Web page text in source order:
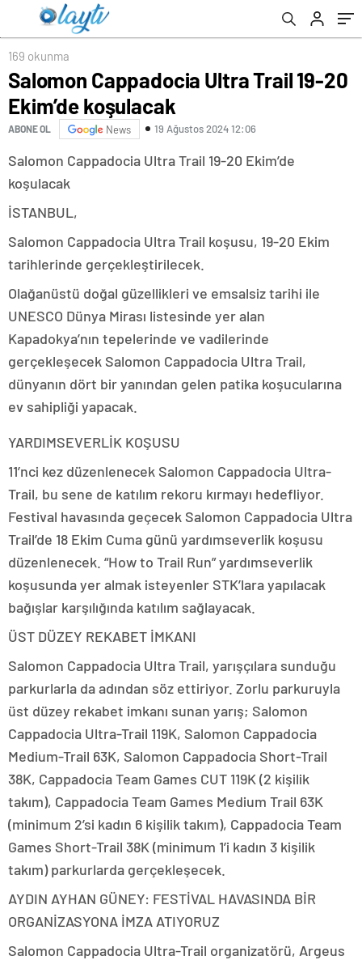
169 okunma
Salomon Cappadocia Ultra Trail 19-20
Ekim’de koşulacak
ABONE OL News 19 Ağustos 2024 12:06
Salomon Cappadocia Ultra Trail 19-20 Ekim’de
koşulacak
İSTANBUL,
Salomon Cappadocia Ultra Trail koşusu, 19-20 Ekim
tarihlerinde gerçekleştirilecek.
Olağanüstü doğal güzellikleri ve emsalsiz tarihi ile
UNESCO Dünya Mirası listesinde yer alan
Kapadokya’nın tepelerinde ve vadilerinde
gerçekleşecek Salomon Cappadocia Ultra Trail,
dünyanın dört bir yanından gelen patika koşucularına
ev sahipliği yapacak.
YARDIMSEVERLİK KOŞUSU
11’nci kez düzenlenecek Salomon Cappadocia Ultra-
Trail, bu sene de katılım rekoru kırmayı hedefliyor.
Festival havasında geçecek Salomon Cappadocia Ultra
Trail’de 18 Ekim Cuma günü yardımseverlik koşusu
düzenlenecek. “How to Trail Run” yardımseverlik
koşusunda yer almak isteyenler STK’lara yapılacak
bağışlar karşılığında katılım sağlayacak.
ÜST DÜZEY REKABET İMKANI
Salomon Cappadocia Ultra Trail, yarışçılara sunduğu
parkurlarla da adından söz ettiriyor. Zorlu parkuruyla
üst düzey rekabet imkanı sunan yarış; Salomon
Cappadocia Ultra-Trail 119K, Salomon Cappadocia
Medium-Trail 63K, Salomon Cappadocia Short-Trail
38K, Cappadocia Team Games CUT 119K (2 kişilik
takım), Cappadocia Team Games Medium Trail 63K
(minimum 2’si kadın 6 kişilik takım), Cappadocia Team
Games Short-Trail 38K (minimum 1’i kadın 3 kişilik
takım) parkurlarda gerçekleşecek.
AYDIN AYHAN GÜNEY: FESTİVAL HAVASINDA BİR
ORGANİZASYONA İMZA ATIYORUZ
Salomon Cappadocia Ultra-Trail organizatörü, Argeus